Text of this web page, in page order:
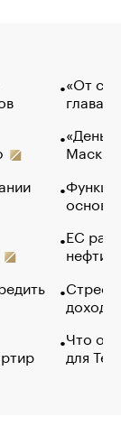
«От
глава
Маск в
основ
ЕС
нефти
Что
для